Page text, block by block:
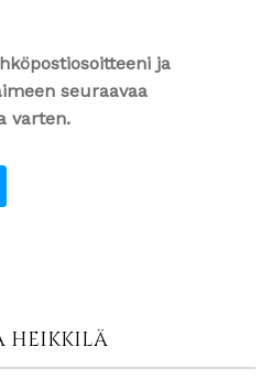
ja
seuraavaa
varten.
HEIKKILÄ